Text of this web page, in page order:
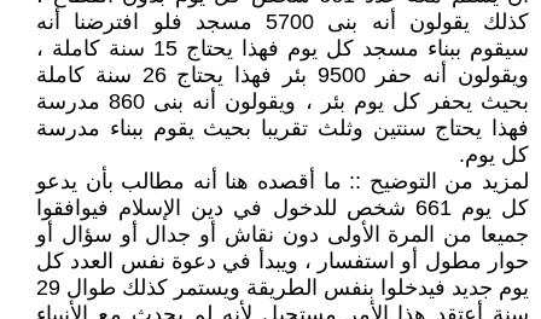
كذلك يقولون أنه بنى 5700 مسجد فلو افترضنا أنه
سيقوم ببناء مسجد كل يوم فهذا يحتاج 15 سنة كاملة ،
ويقولون أنه حفر 9500 بئر فهذا يحتاج 26 سنة كاملة
بحيث يحفر كل يوم بئر ، ويقولون أنه بنى 860 مدرسة
فهذا يحتاج سنتين وثلث تقريبا بحيث يقوم ببناء مدرسة
كل يوم.
لمزيد من التوضيح :: ما أقصده هنا أنه مطالب بأن يدعو
كل يوم 661 شخص للدخول في دين الإسلام فيوافقوا
جميعا من المرة الأولى دون نقاش أو جدال أو سؤال أو
حوار مطول أو استفسار ، ويبدأ في دعوة نفس العدد كل
يوم جديد فيدخلوا بنفس الطريقة ويستمر كذلك طوال 29